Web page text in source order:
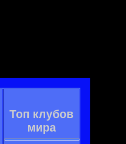
Топ клубов
мира